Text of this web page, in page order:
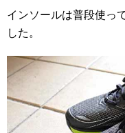
インソールは普段使っ
した。